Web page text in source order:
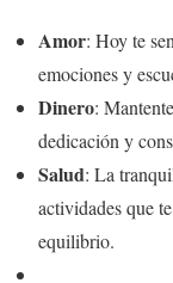
Amor: Hoy te
emociones y
Dinero:
dedicación y
Salud: La
actividades que
equilibrio.